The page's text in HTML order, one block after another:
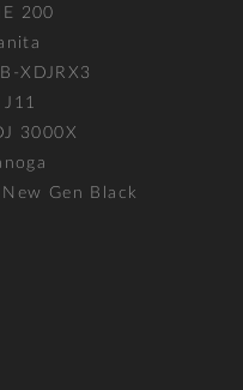
200
XDJRX3
J11
3000X
Gen Black